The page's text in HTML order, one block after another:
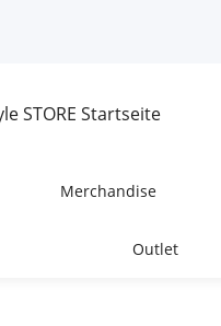
Merchandise
Outlet